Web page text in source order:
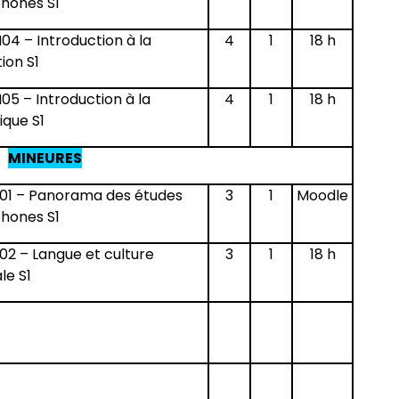
– Introduction à la
S1
4 1 18 h
– Introduction à la
S1
4 1 18 h
MINEURES
– Panorama des études
S1
3 1 Moodle
– Langue et culture
S1
3 1 18 h